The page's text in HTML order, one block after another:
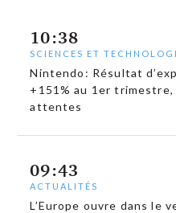
10:38
SCIENCES ET
Nintendo: Résultat
+151% au 1er trimestre,
attentes
09:43
ACTUALITÉS
L’Europe ouvre dans le